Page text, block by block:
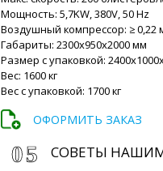
Мощность: 5,7KW, 380V, 50 Hz
Воздушный компрессор: ≥ 0,22
Габариты: 2300x950x2000 мм
Размер с упаковкой:
Вес: 1600 кг
Вес с упаковкой: 1700 кг
ОФОРМИТЬ ЗАКАЗ
СОВЕТЫ
Роман
Здравствуйте
получения
Сезим
С кем связаться для
Роман